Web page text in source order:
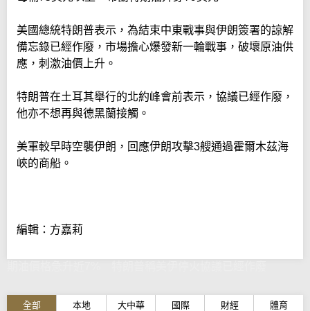
美國總統特朗普表示，為結束中東戰事與伊朗簽署的諒解
備忘錄已經作廢，市場擔心爆發新一輪戰事，破壞原油供
應，刺激油價上升。
特朗普在土耳其舉行的北約峰會前表示，協議已經作廢，
他亦不想再與德黑蘭接觸。
美軍較早時空襲伊朗，回應伊朗攻擊3艘通過霍爾木茲海
峽的商船。
編輯：方嘉莉
全部 本地 大中華 國際 財經 體育